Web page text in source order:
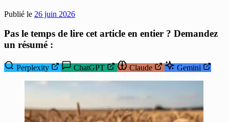
Publié le 26 juin 2026
Pas le temps de lire cet article en entier ? Demandez
un résumé :
Perplexity ChatGPT Claude Gemini